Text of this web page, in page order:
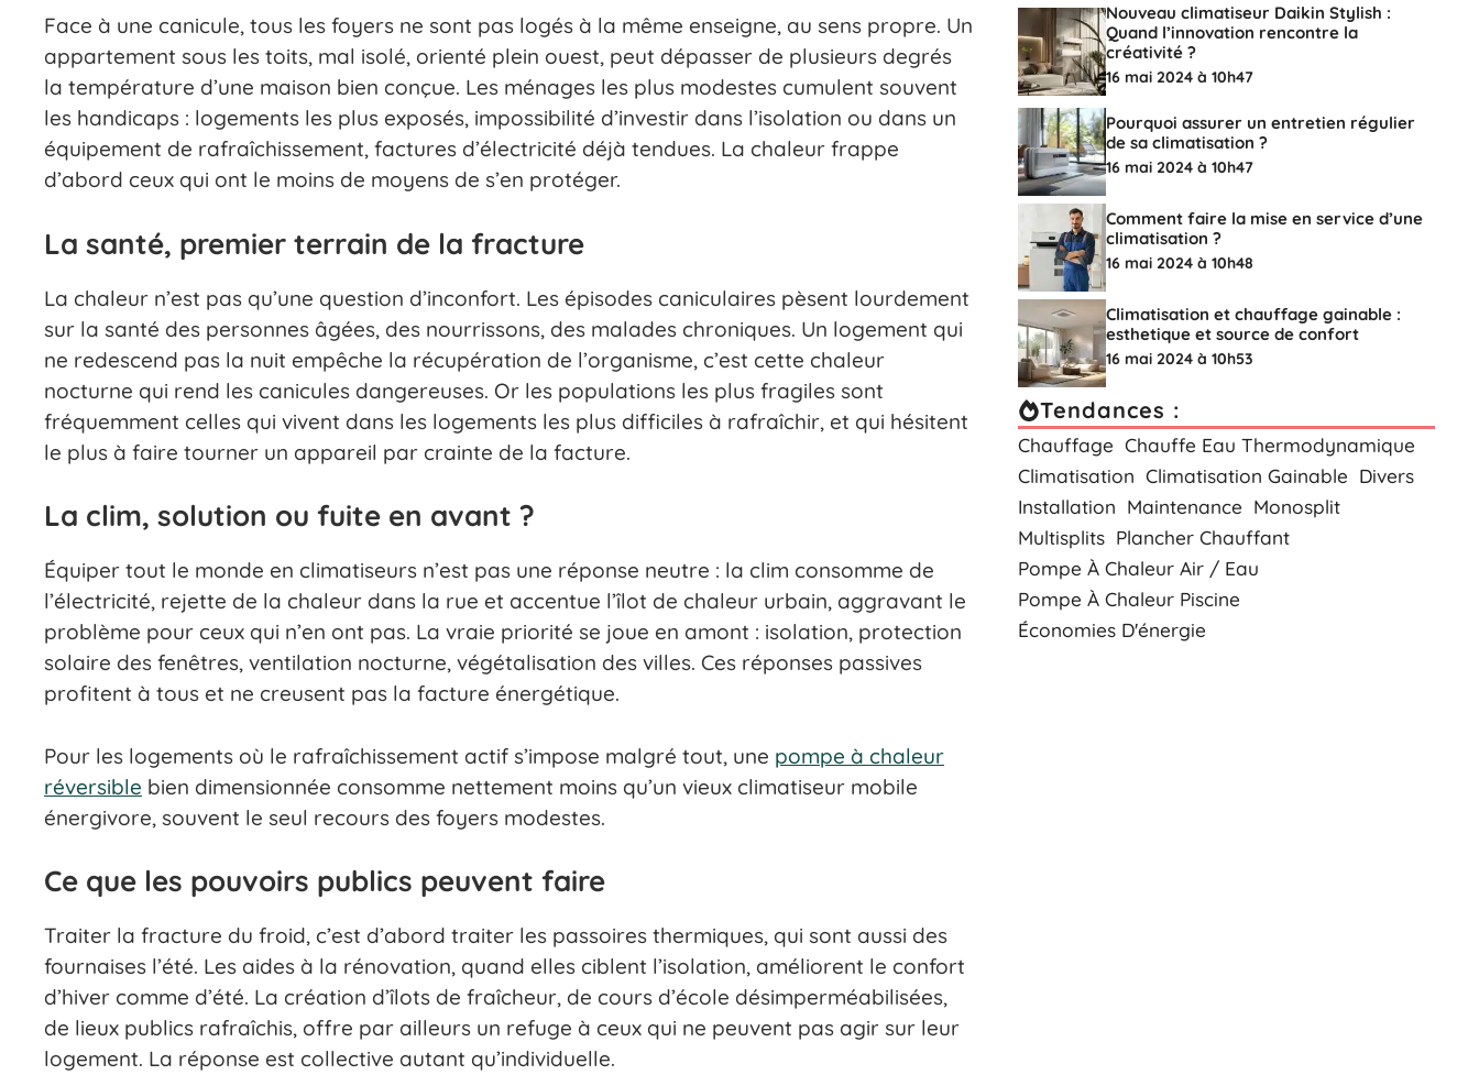
Face à une canicule, tous les foyers ne sont pas logés à la même enseigne, au sens propre. Un
appartement sous les toits, mal isolé, orienté plein ouest, peut dépasser de plusieurs degrés
la température d’une maison bien conçue. Les ménages les plus modestes cumulent souvent
les handicaps : logements les plus exposés, impossibilité d’investir dans l’isolation ou dans un
équipement de rafraîchissement, factures d’électricité déjà tendues. La chaleur frappe
d’abord ceux qui ont le moins de moyens de s’en protéger.
La santé, premier terrain de la fracture
La chaleur n’est pas qu’une question d’inconfort. Les épisodes caniculaires pèsent lourdement
sur la santé des personnes âgées, des nourrissons, des malades chroniques. Un logement qui
ne redescend pas la nuit empêche la récupération de l’organisme, c’est cette chaleur
nocturne qui rend les canicules dangereuses. Or les populations les plus fragiles sont
fréquemment celles qui vivent dans les logements les plus difficiles à rafraîchir, et qui hésitent
le plus à faire tourner un appareil par crainte de la facture.
La clim, solution ou fuite en avant ?
Équiper tout le monde en climatiseurs n’est pas une réponse neutre : la clim consomme de
l’électricité, rejette de la chaleur dans la rue et accentue l’îlot de chaleur urbain, aggravant le
problème pour ceux qui n’en ont pas. La vraie priorité se joue en amont : isolation, protection
solaire des fenêtres, ventilation nocturne, végétalisation des villes. Ces réponses passives
profitent à tous et ne creusent pas la facture énergétique.
Pour les logements où le rafraîchissement actif s’impose malgré tout, une pompe à chaleur
réversible bien dimensionnée consomme nettement moins qu’un vieux climatiseur mobile
énergivore, souvent le seul recours des foyers modestes.
Ce que les pouvoirs publics peuvent faire
Traiter la fracture du froid, c’est d’abord traiter les passoires thermiques, qui sont aussi des
fournaises l’été. Les aides à la rénovation, quand elles ciblent l’isolation, améliorent le confort
d’hiver comme d’été. La création d’îlots de fraîcheur, de cours d’école désimperméabilisées,
de lieux publics rafraîchis, offre par ailleurs un refuge à ceux qui ne peuvent pas agir sur leur
logement. La réponse est collective autant qu’individuelle.
Nouveau climatiseur Daikin Stylish :
Quand l’innovation rencontre la
créativité ?
16 mai 2024 à 10h47
Pourquoi assurer un entretien régulier
de sa climatisation ?
16 mai 2024 à 10h47
Comment faire la mise en service d’une
climatisation ?
16 mai 2024 à 10h48
Climatisation et chauffage gainable :
esthetique et source de confort
16 mai 2024 à 10h53
Tendances :
Chauffage Chauffe Eau Thermodynamique
Climatisation Climatisation Gainable Divers
Installation Maintenance Monosplit
Multisplits Plancher Chauffant
Pompe À Chaleur Air / Eau
Pompe À Chaleur Piscine
Économies D'énergie